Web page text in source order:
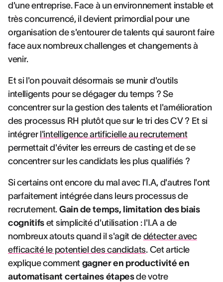
d'une entreprise. Face à un environnement instable et
très concurrencé, il devient primordial pour une
organisation de s'entourer de talents qui sauront faire
face aux nombreux challenges et changements à
venir.
Et si l'on pouvait désormais se munir d'outils
intelligents pour se dégager du temps ? Se
concentrer sur la gestion des talents et l'amélioration
des processus RH plutôt que sur le tri des CV ? Et si
intégrer l'intelligence artificielle au recrutement
permettait d'éviter les erreurs de casting et de se
concentrer sur les candidats les plus qualifiés ?
Si certains ont encore du mal avec l'I.A, d'autres l'ont
parfaitement intégrée dans leurs processus de
recrutement. Gain de temps, limitation des biais
cognitifs et simplicité d'utilisation : l'I.A a de
nombreux atouts quand il s'agit de détecter avec
efficacité le potentiel des candidats. Cet article
explique comment gagner en productivité en
automatisant certaines étapesde votre